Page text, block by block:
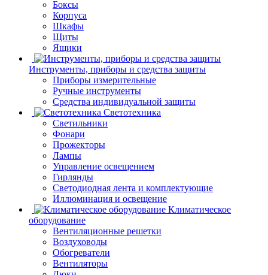
Боксы
Корпуса
Шкафы
Щиты
Ящики
Инструменты, приборы и средства защиты
Приборы измерительные
Ручные инструменты
Средства индивидуальной защиты
Светотехника
Светильники
Фонари
Прожекторы
Лампы
Управление освещением
Гирлянды
Светодиодная лента и комплектующие
Иллюминация и освещение
Климатическое
оборудование
Вентиляционные решетки
Воздуховоды
Обогреватели
Вентиляторы